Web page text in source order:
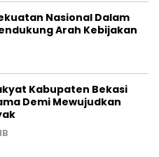
Nasional Dalam
Arah Kebijakan
Kabupaten Bekasi
Demi Mewujudkan